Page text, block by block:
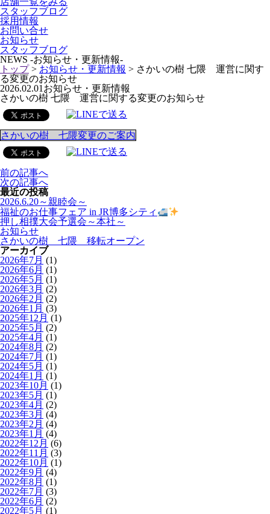
スタッフブログ
採用情報
お問い合せ
お知らせ
スタッフブログ
NEWS -お知らせ・更新情報-
トップ> お知らせ・更新情報 > さかいの樹 七隈 運営に関す
る変更のお知らせ
2026.02.01 お知らせ・更新情報
さかいの樹 七隈 運営に関する変更のお知らせ
さかいの樹 七隈変更のご案内
前の記事へ
次の記事へ
最近の投稿
2026.6.20～親睦会～
福祉のお仕事フェア in JR博多シティ
押し相撲大会予選会～本社～
お知らせ
さかいの樹 七隈 移転オープン
アーカイブ
2026年7月 (1)
2026年6月 (1)
2026年5月 (1)
2026年3月 (2)
2026年2月 (2)
2026年1月 (3)
2025年12月 (1)
2025年5月 (2)
2025年4月 (1)
2024年8月 (2)
2024年7月 (1)
2024年5月 (1)
2024年1月 (1)
2023年10月 (1)
2023年5月 (1)
2023年4月 (2)
2023年3月 (4)
2023年2月 (4)
2023年1月 (4)
2022年12月 (6)
2022年11月 (3)
2022年10月 (1)
2022年9月 (4)
2022年8月 (1)
2022年7月 (3)
2022年6月 (2)
2022年5月 (1)